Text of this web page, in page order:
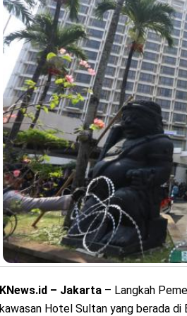
KNews.id – Jakarta – Langkah
kawasan Hotel Sultan yang berada di